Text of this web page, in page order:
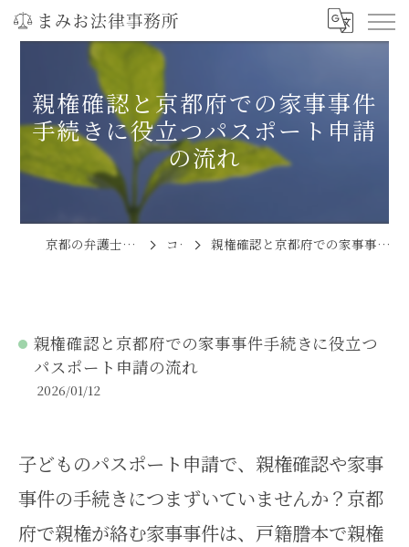
親権確認と京都府での家事事件
手続きに役立つパスポート申請
の流れ
京都の弁護士ならまみお法律事務所 コラム 親権確認と京都府での家事事件手続きに役立つパスポート申請の流れ
親権確認と京都府での家事事件手続きに役立つ
パスポート申請の流れ
2026/01/12
子どものパスポート申請で、親権確認や家事
事件の手続きにつまずいていませんか？京都
府で親権が絡む家事事件は、戸籍謄本で親権